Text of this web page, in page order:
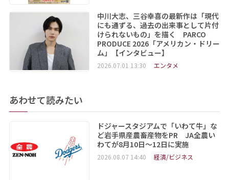
中川大志、三谷幸喜の最新作は「現代
にも通ずる、過去の出来事として片付
けられないもの」を描く PARCO
PRODUCE 2026「アメリカン・ドリー
ム」【インタビュー】
2026.07.01 13:30 エンタメ
あわせて読みたい
ドジャースタジアムで「いわて牛」な
ど岩手県産農畜産物をPR JA全農い
わてが8月10日～12日に実施
2026.08.07 14:40 経済/ビジネス